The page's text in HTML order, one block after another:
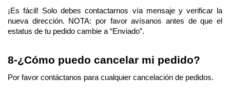
¡Es fácil! Solo debes contactarnos vía mensaje y verificar la
nueva dirección. NOTA: por favor avísanos antes de que el
estatus de tu pedido cambie a “Enviado”.
8-¿Cómo puedo cancelar mi pedido?
Por favor contáctanos para cualquier cancelación de pedidos.